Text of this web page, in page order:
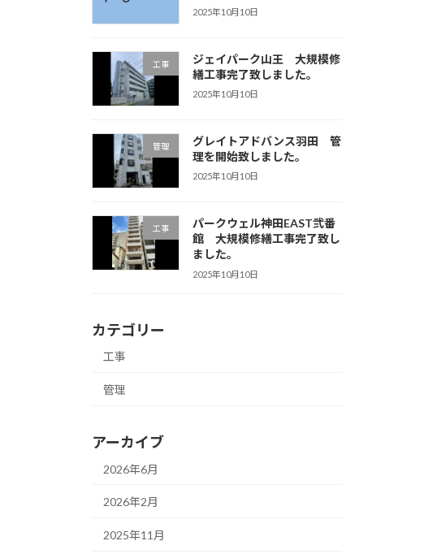
2025年10月10日
工事
ジェイパーク山王 大規模修
繕工事完了致しました。
2025年10月10日
管理
グレイトアドバンス羽田 管
理を開始致しました。
2025年10月10日
工事
パークウェル神田EAST弐番
館 大規模修繕工事完了致し
ました。
2025年10月10日
カテゴリー
工事
管理
アーカイブ
2026年6月
2026年2月
2025年11月